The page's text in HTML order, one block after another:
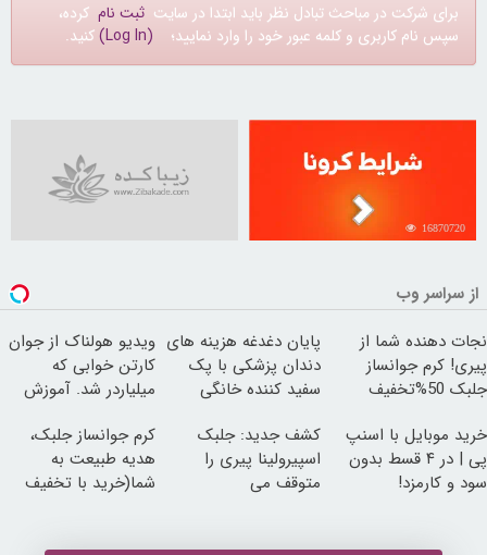
برای شرکت در مباحث تبادل نظر باید ابتدا در سایت ثبت نام کرده،
سپس نام کاربری و کلمه عبور خود را وارد نمایید؛ (Log In) کنید.
16870720
از سراسر وب
نجات دهنده شما از
پیری! کرم جوانساز
جلبک 50%تخفیف
پایان دغدغه هزینه های
دندان پزشکی با پک
سفید کننده خانگی
ویدیو هولناک از جوان
کارتن خوابی که
میلیاردر شد. آموزش
خرید موبایل با اسنپ
پی | در ۴ قسط بدون
سود و کارمزد!
کشف جدید: جلبک
اسپیرولینا پیری را
متوقف می
کرم جوانساز جلبک،
هدیه طبیعت به
شما(خرید با تخفیف